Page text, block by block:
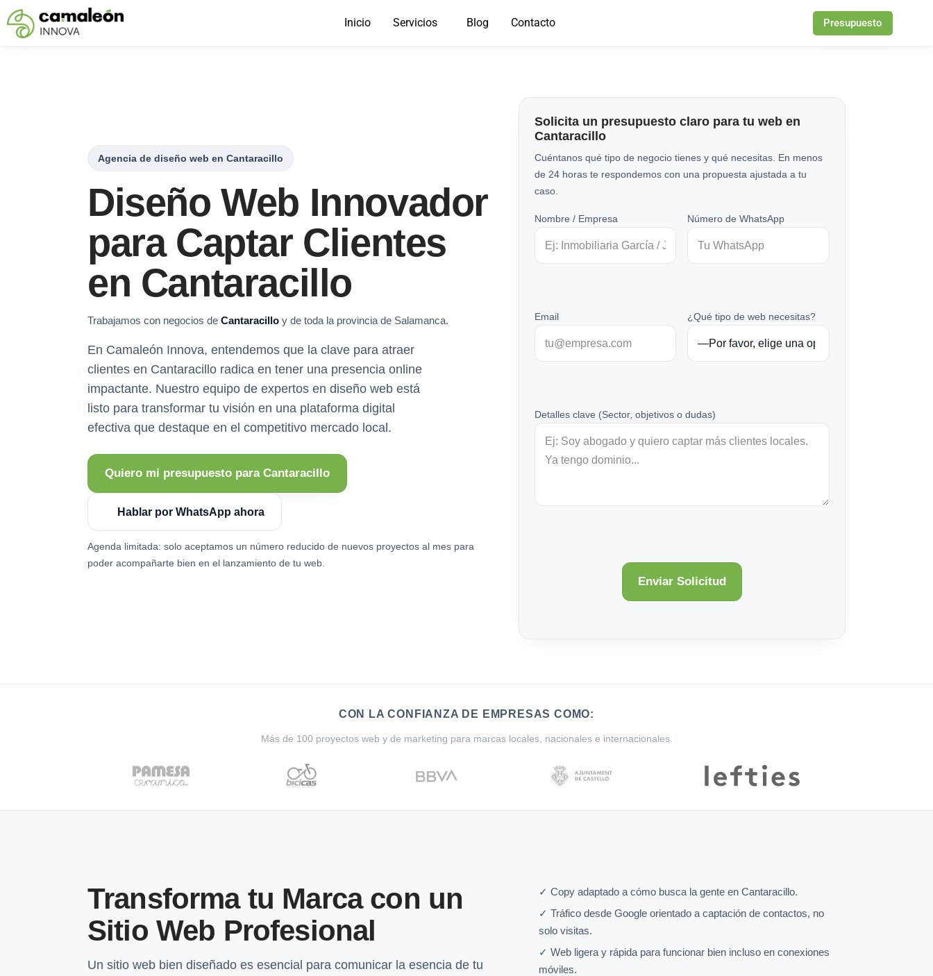
Saltar
Inicio Servicios Blog Contacto Presupuesto
Agencia de diseño web en Cantaracillo
Diseño Web Innovador
para Captar Clientes
en Cantaracillo
Trabajamos con negocios de Cantaracillo y de toda la provincia de Salamanca.
En Camaleón Innova, entendemos que la clave para atraer
clientes en Cantaracillo radica en tener una presencia online
impactante. Nuestro equipo de expertos en diseño web está
listo para transformar tu visión en una plataforma digital
efectiva que destaque en el competitivo mercado local.
Quiero mi presupuesto para Cantaracillo
Hablar por WhatsApp ahora
Agenda limitada: solo aceptamos un número reducido de nuevos proyectos al mes para
poder acompañarte bien en el lanzamiento de tu web.
Solicita un presupuesto claro para tu web en
Cantaracillo
Cuéntanos qué tipo de negocio tienes y qué necesitas. En menos
de 24 horas te respondemos con una propuesta ajustada a tu
caso.
Nombre / Empresa Número de WhatsApp
Email ¿Qué tipo de web necesitas?
Detalles clave (Sector, objetivos o dudas)
CON LA CONFIANZA DE EMPRESAS COMO:
Más de 100 proyectos web y de marketing para marcas locales, nacionales e internacionales.
Transforma tu Marca con un
Sitio Web Profesional
Un sitio web bien diseñado es esencial para comunicar la esencia de tu
✓ Copy adaptado a cómo busca la gente en Cantaracillo.
✓ Tráfico desde Google orientado a captación de contactos, no
solo visitas.
✓ Web ligera y rápida para funcionar bien incluso en conexiones
móviles.